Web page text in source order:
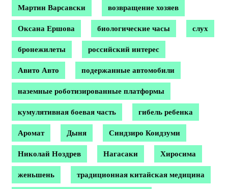
Мартин Варсавски возвращение хозяев
Оксана Ершова биологические часы слух
бронежилеты российский интерес
Авито Авто подержанные автомобили
наземные роботизированные платформы
кумулятивная боевая часть гибель ребенка
Аромат Дыня Синдзиро Коидзуми
Николай Ноздрев Нагасаки Хиросима
женьшень традиционная китайская медицина